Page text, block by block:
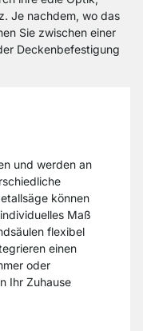
Je nachdem, wo das
Sie zwischen einer
Deckenbefestigung
und werden an
können
Maß
flexibel
einen
oder
Ihr Zuhause